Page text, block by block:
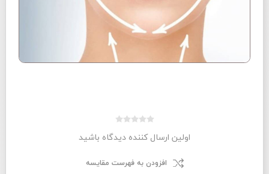
اولین ارسال کننده دیدگاه باشید
افزودن به فهرست مقایسه